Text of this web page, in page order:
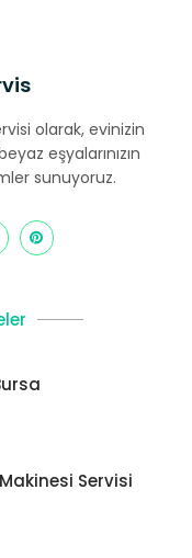
olarak, evinizin
eşyalarınızın
sunuyoruz.
Servisi